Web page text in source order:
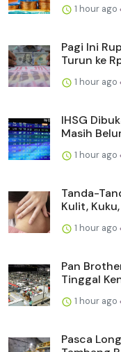
1 hour ago
Pagi Ini
Turun ke
1 hour ago
IHSG
Masih
1 hour ago
Tanda-
Kulit,
1 hour ago
Pan
Tinggal
1 hour ago
Pasca